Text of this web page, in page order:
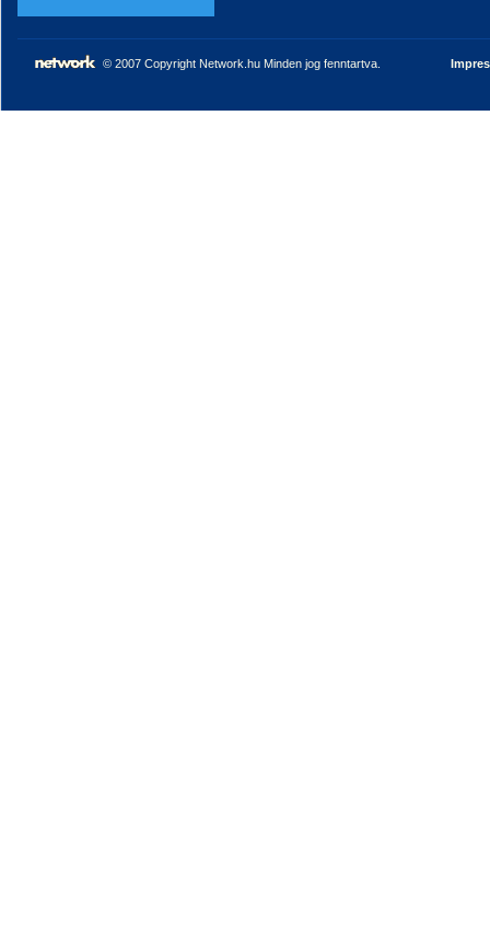
© 2007 Copyright Network.hu Minden jog fenntartva.